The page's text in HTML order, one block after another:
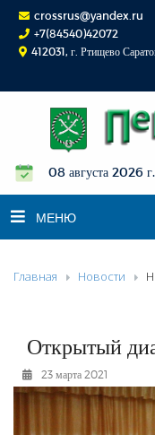
crossrus@yandex.ru
+7(84540)42072
412031, г. Ртищево
08 августа 2026
МЕНЮ
НОВОСТИ
К СВЕДЕНИЮ
КОНКУРСЫ
ФОТОРЕПОРТАЖИ
РЕКЛАМОДАТЕЛЯМ
Главная Новости
Открытый
23 марта 2021